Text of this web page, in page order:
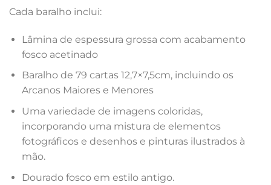
Cada baralho inclui:
Lâmina de espessura grossa com acabamento
fosco acetinado
Baralho de 79 cartas 12,7×7,5cm, incluindo os
Arcanos Maiores e Menores
Uma variedade de imagens coloridas,
incorporando uma mistura de elementos
fotográficos e desenhos e pinturas ilustrados à
mão.
Dourado fosco em estilo antigo.